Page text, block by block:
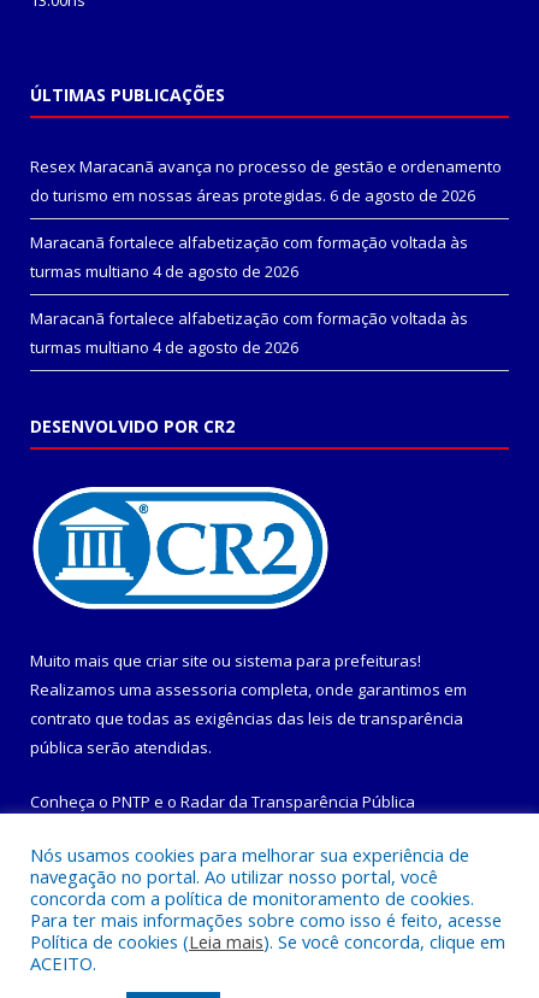
ÚLTIMAS PUBLICAÇÕES
Resex Maracanã avança no processo de gestão e ordenamento
do turismo em nossas áreas protegidas. 6 de agosto de 2026
Maracanã fortalece alfabetização com formação voltada às
turmas multiano 4 de agosto de 2026
Maracanã fortalece alfabetização com formação voltada às
turmas multiano 4 de agosto de 2026
DESENVOLVIDO POR CR2
Muito mais que criar site ou sistema para prefeituras!
Realizamos uma assessoria completa, onde garantimos em
contrato que todas as exigências das leis de transparência
pública serão atendidas.
Conheça o PNTP e o Radar da Transparência Pública
Todos os direitos reservados a Prefeitura Municipal de
Maracanã.
Nós usamos cookies para melhorar sua experiência de
navegação no portal. Ao utilizar nosso portal, você
concorda com a política de monitoramento de cookies.
Para ter mais informações sobre como isso é feito, acesse
Política de cookies (Leia mais). Se você concorda, clique em
ACEITO.